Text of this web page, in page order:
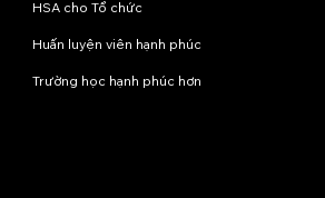
HSA cho Tổ chức
Huấn luyện viên hạnh phúc
Trường học hạnh phúc hơn